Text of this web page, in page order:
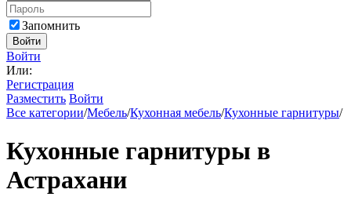
Запомнить
Войти
Войти
Или:
Регистрация
Разместить Войти
Все категории/Мебель/Кухонная мебель/Кухонные гарнитуры/
Кухонные гарнитуры в
Астрахани